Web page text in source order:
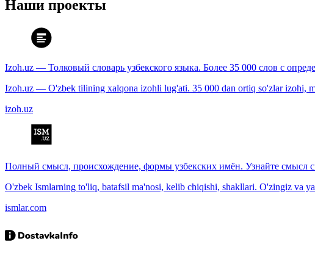
Наши проекты
Izoh.uz — Толковый словарь узбекского языка. Более 35 000 слов с
Izoh.uz — O'zbek tilining xalqona izohli lug'ati. 35 000 dan ortiq so'zlar izohi,
izoh.uz
Полный смысл, происхождение, формы узбекских имён. Узнайте смысл
O'zbek Ismlarning to'liq, batafsil ma'nosi, kelib chiqishi, shakllari. O'zingiz va
ismlar.com